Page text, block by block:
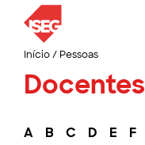
Início/ Pessoas
Docentes
A B C D E F